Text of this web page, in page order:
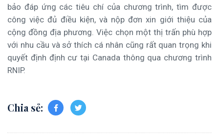
bảo đáp ứng các tiêu chí của chương trình, tìm được
công việc đủ điều kiện, và nộp đơn xin giới thiệu của
cộng đồng địa phương. Việc chọn một thị trấn phù hợp
với nhu cầu và sở thích cá nhân cũng rất quan trọng khi
quyết định định cư tại Canada thông qua chương trình
RNIP.
Chia sẻ: